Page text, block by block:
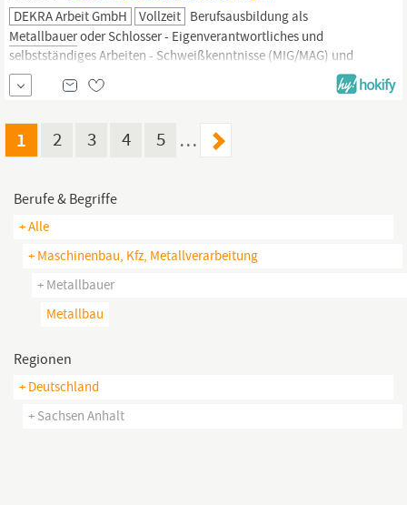
DEKRA Arbeit GmbH Vollzeit Berufsausbildung als
Metallbaueroder Schlosser - Eigenverantwortliches und
selbstständiges Arbeiten - Schweißkenntnisse (MIG/MAG) und
Erfahrung mit hydraulischen Anlagen wünschenswert -
1 2 3 4 5 …
Berufe & Begriffe
+ Alle
+ Maschinenbau, Kfz, Metallverarbeitung
+ Metallbauer
Metallbau
Regionen
+ Deutschland
+ Sachsen Anhalt